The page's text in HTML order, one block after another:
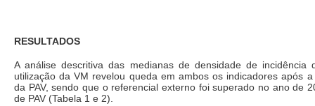
RESULTADOS
A análise descritiva das medianas de densidade de incidência
utilização da VM revelou queda em ambos os indicadores após
da PAV, sendo que o referencial externo foi superado no ano de
de PAV (Tabela 1 e 2).